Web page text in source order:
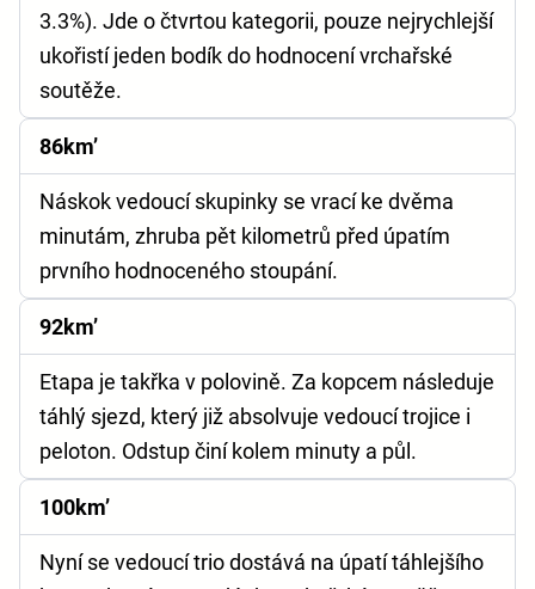
3.3%). Jde o čtvrtou kategorii, pouze nejrychlejší
ukořistí jeden bodík do hodnocení vrchařské
soutěže.
86km’
Náskok vedoucí skupinky se vrací ke dvěma
minutám, zhruba pět kilometrů před úpatím
prvního hodnoceného stoupání.
92km’
Etapa je takřka v polovině. Za kopcem následuje
táhlý sjezd, který již absolvuje vedoucí trojice i
peloton. Odstup činí kolem minuty a půl.
100km’
Nyní se vedoucí trio dostává na úpatí táhlejšího